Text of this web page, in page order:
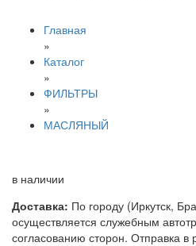
Главная
»
Каталог
»
ФИЛЬТРЫ
»
МАСЛЯНЫЙ
в наличии
Доставка: По городу (Иркутск,
осуществляется служебным
согласованию сторон. Отправка